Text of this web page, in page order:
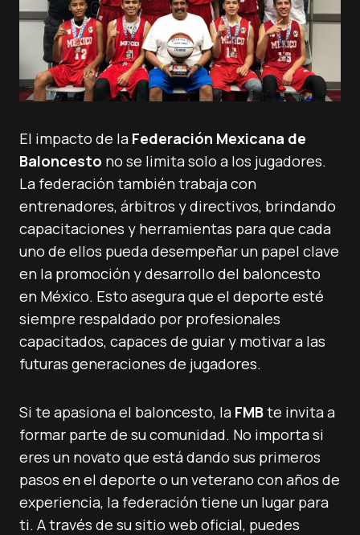
El impacto de la Federación Mexicana de
Baloncesto no se limita solo a los jugadores.
La federación también trabaja con
entrenadores, árbitros y directivos, brindando
capacitaciones y herramientas para que cada
uno de ellos pueda desempeñar un papel clave
en la promoción y desarrollo del baloncesto
en México. Esto asegura que el deporte esté
siempre respaldado por profesionales
capacitados, capaces de guiar y motivar a las
futuras generaciones de jugadores.
Si te apasiona el baloncesto, la FMBte invita a
formar parte de su comunidad. No importa si
eres un novato que está dando sus primeros
pasos en el deporte o un veterano con años de
experiencia, la federación tiene un lugar para
ti. A través de su sitio web oficial, puedes